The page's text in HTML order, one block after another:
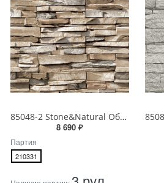
85048-2 Stone&Natural Обои виниловые на бумажной основе 1.06*15.5
8 690 ₽
Партия
210331